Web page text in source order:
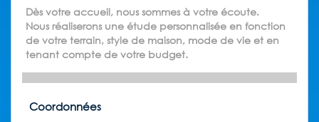
Dès votre accueil, nous sommes à votre écoute.
Nous réaliserons une étude personnalisée en fonction
de votre terrain, style de maison, mode de vie et en
tenant compte de votre budget.
Coordonnées